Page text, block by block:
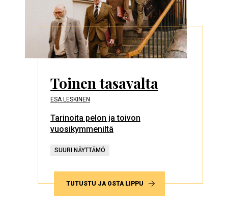
Toinen tasavalta
ESA LESKINEN
Tarinoita pelon ja toivon
vuosikymmeniltä
SUURI NÄYTTÄMÖ
TUTUSTU JA OSTA LIPPU